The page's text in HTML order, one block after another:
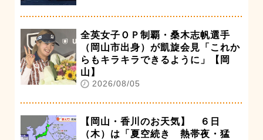
全英女子ＯＰ制覇・桑木志帆選手
（岡山市出身）が凱旋会見「これか
らもキラキラできるように」【岡
山】
2026/08/05
【岡山・香川のお天気】 ６日
（木）は「夏空続き 熱帯夜・猛